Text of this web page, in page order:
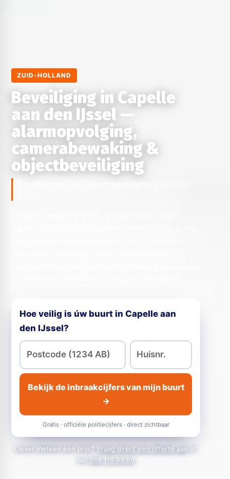
ZUID-HOLLAND
Beveiliging in Capelle
aan den IJssel —
alarmopvolging,
camerabewaking &
objectbeveiliging
Hoe veilig is úw buurt in Capelle aan
den IJssel?
Bekijk de inbraakcijfers van mijn buurt
→
Gratis · officiële politiecijfers · direct zichtbaar
Liever meteen een prijs? Vraag direct een offerte aan of
bel 088 119 99 99